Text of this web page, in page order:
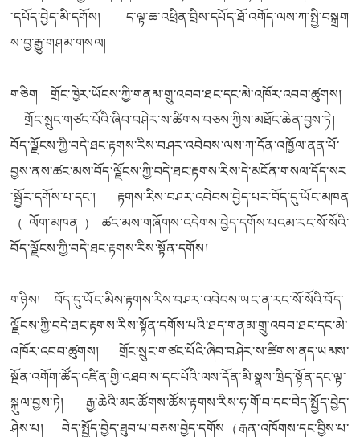
་དཔོད་བྱེད་མི་དགོས། ད་ལྟ་ཆ་འཕྲིན་བྲིས་དཔོད་ཐོ་འགོད་ལས་ཀ་སྤྱི་བསྒྲག
ས་བྱ་རྒྱུ་གཤམ་གསལ།
གཅིག གྲོང་ཁྱེར་ཡོངས་ཀྱི་གནམ་གྲུ་འབབ་ཐང་དང་མེ་འཁོར་འབབ་ཚུགས།
གྲོང་སྲུང་གཙང་པོའི་ཞིབ་བཤེར་ས་ཚིགས་བཅས་ཀྱིས་མཐོང་ཆེན་བྱས་ཏེ།
བོད་ལྗོངས་ཀྱི་བདེ་ཐང་རྟགས་རིས་བཤར་འབེབས་ལས་ཀ་དོན་འཁྱོལ་ནན་པོ་
བྱས་ནས་ཚང་མས་བོད་ལྗོངས་ཀྱི་བདེ་ཐང་རྟགས་རིས་དེ་མངོན་གསལ་དོད་སར
་སྦྱོར་དགོས་པ་དང་། རྟགས་རིས་བཤར་འབེབས་བྱེད་པར་བོད་དུ་ཡོང་མཁན
（ལོག་མཁན）ཚང་མས་གཞོགས་འདེགས་བྱེད་དགོས་པའམ་རང་སོ་སོའི་
བོད་ལྗོངས་ཀྱི་བདེ་ཐང་རྟགས་རིས་སྟོན་དགོས།
གཉིས། བོད་དུ་ཡོང་མིས་རྟགས་རིས་བཤར་འབེབས་ཡང་ན་རང་སོ་སོའི་བོད་
ལྗོངས་ཀྱི་བདེ་ཐང་རྟགས་རིས་སྟོན་དགོས་པའི་ཐད་གནམ་གྲུ་འབབ་ཐང་དང་མེ་
འཁོར་འབབ་ཚུགས། གྲོང་སྲུང་གཙང་པོའི་ཞིབ་བཤེར་ས་ཚིགས་ནད་ཡམས་
སྔོན་འགོག་ཚོད་འཛིན་གྱི་འཐབ་ས་དང་པོའི་ལས་དོན་མི་སྣས་ཁྲིད་སྟོན་དང་ལྟ་
སྐུལ་བྱས་ཏེ། རྒྱ་ཆེའི་མང་ཚོགས་ཚོས་རྟགས་རིས་ཧ་གོ་བ་དང་བེད་སྤྱོད་བྱེད་
ཤེས་པ། བེད་སྤྱོད་བྱེད་ཐུབ་པ་བཅས་བྱེད་དགོས（རྒན་འཁོགས་དང་བྱིས་པ་